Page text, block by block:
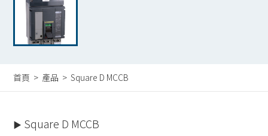
首頁 > 產品 > Square D MCCB
▶ Square D MCCB